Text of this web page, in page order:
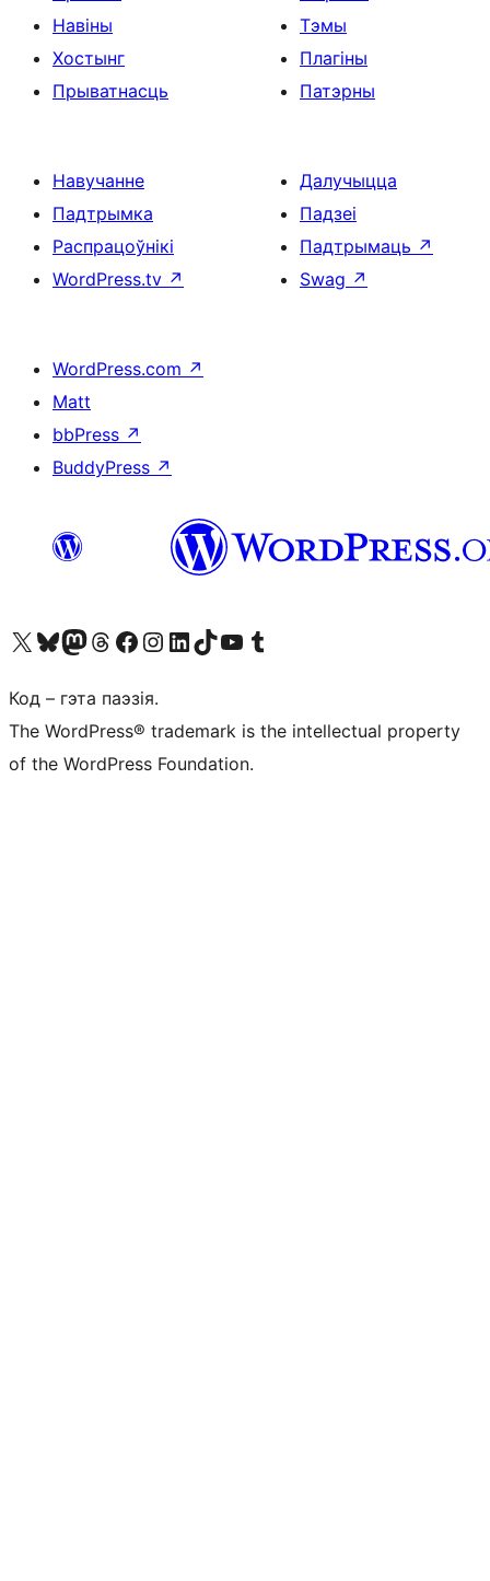
Навіны
Хостынг
Прыватнасць
Тэмы
Плагіны
Патэрны
Навучанне
Падтрымка
Распрацоўнікі
WordPress.tv ↗
Далучыцца
Падзеі
Падтрымаць ↗
Swag ↗
WordPress.com ↗
Matt
bbPress ↗
BuddyPress ↗
Наведайце наш акаўнт у X (былы Twitter)
Visit our Bluesky account
Visit our Mastodon account
Visit our Threads account
Наведаеце нашу старонку на Facebook
Наведайце наш Instagram
Наведайце нашу старонку ў LinkedIn
Visit our TikTok account
Наведайце наш YouTube каналVisit our Tumblr account
Код – гэта паэзія.
The WordPress® trademark is the intellectual property
of the WordPress Foundation.